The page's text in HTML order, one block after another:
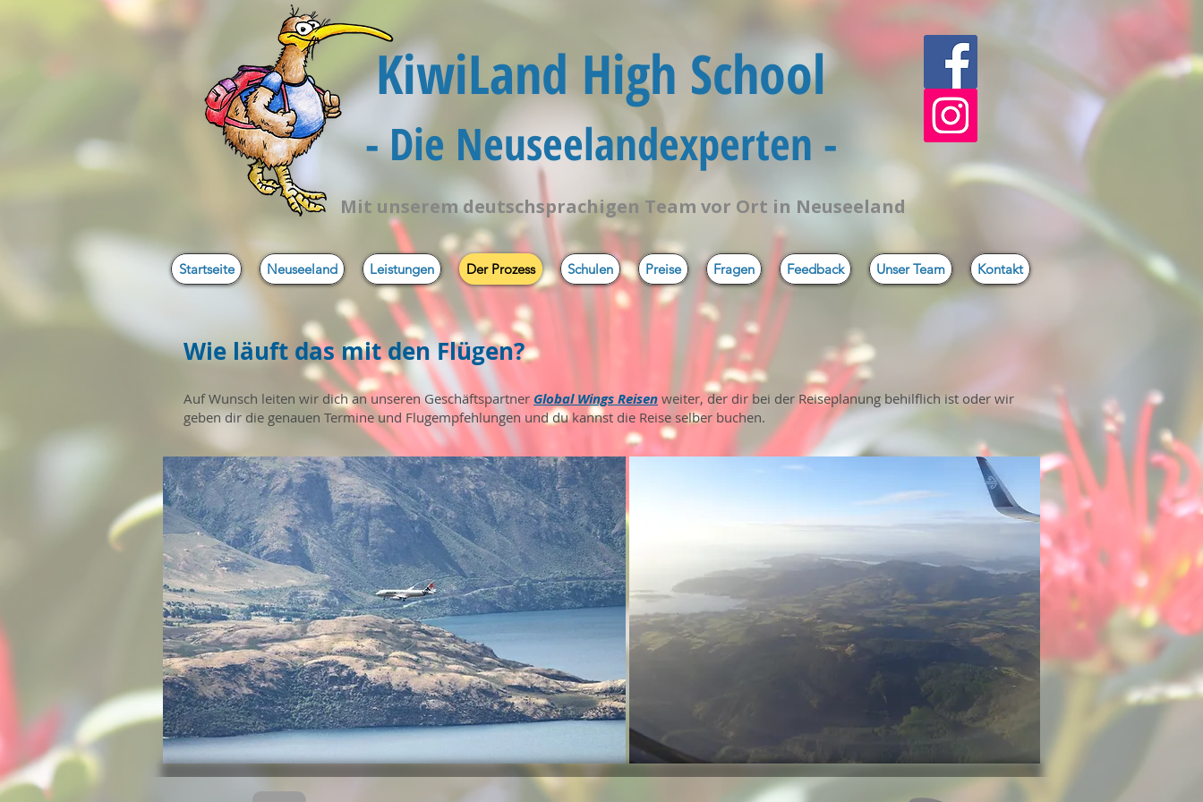
KiwiLand High School
- Die Neuseelandexperten -
Mit unserem deutschsprachigen Team vor Ort in Neuseeland
Startseite Neuseeland Leistungen Der Prozess Schulen Preise Fragen Feedback Unser Team Kontakt
Wie läuft das mit den Flügen?
Auf Wunsch leiten wir dich an unseren Geschäftspartner Global Wings Reisen weiter, der dir bei der Reiseplanung behilflich ist oder wir
geben dir die genauen Termine und Flugempfehlungen und du kannst die Reise selber buchen.